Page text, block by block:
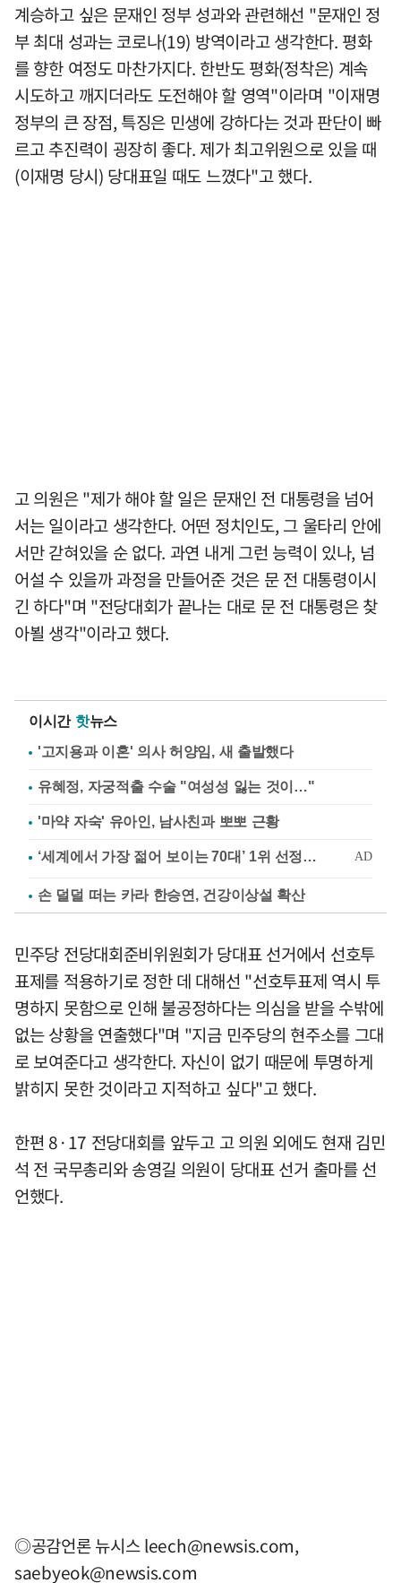
계승하고 싶은 문재인 정부 성과와 관련해선 "문재인 정
부 최대 성과는 코로나(19) 방역이라고 생각한다. 평화
를 향한 여정도 마찬가지다. 한반도 평화(정착은) 계속
시도하고 깨지더라도 도전해야 할 영역"이라며 "이재명
정부의 큰 장점, 특징은 민생에 강하다는 것과 판단이 빠
르고 추진력이 굉장히 좋다. 제가 최고위원으로 있을 때
(이재명 당시) 당대표일 때도 느꼈다"고 했다.
고 의원은 "제가 해야 할 일은 문재인 전 대통령을 넘어
서는 일이라고 생각한다. 어떤 정치인도, 그 울타리 안에
서만 갇혀있을 순 없다. 과연 내게 그런 능력이 있나, 넘
어설 수 있을까 과정을 만들어준 것은 문 전 대통령이시
긴 하다"며 "전당대회가 끝나는 대로 문 전 대통령은 찾
아뵐 생각"이라고 했다.
이시간 핫뉴스
'고지용과 이혼' 의사 허양임, 새 출발했다
유혜정, 자궁적출 수술 "여성성 잃는 것이…"
'마약 자숙' 유아인, 남사친과 뽀뽀 근황
손 덜덜 떠는 카라 한승연, 건강이상설 확산
민주당 전당대회준비위원회가 당대표 선거에서 선호투
표제를 적용하기로 정한 데 대해선 "선호투표제 역시 투
명하지 못함으로 인해 불공정하다는 의심을 받을 수밖에
없는 상황을 연출했다"며 "지금 민주당의 현주소를 그대
로 보여준다고 생각한다. 자신이 없기 때문에 투명하게
밝히지 못한 것이라고 지적하고 싶다"고 했다.
한편 8·17 전당대회를 앞두고 고 의원 외에도 현재 김민
석 전 국무총리와 송영길 의원이 당대표 선거 출마를 선
언했다.
◎공감언론 뉴시스leech@newsis.com,
saebyeok@newsis.com